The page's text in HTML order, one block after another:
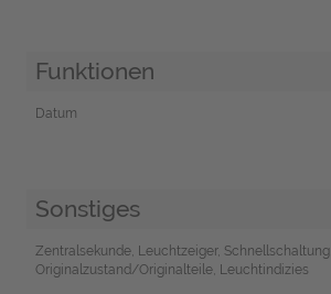
Funktionen
Datum
Sonstiges
Zentralsekunde, Leuchtzeiger, Schnellschaltung,
Originalzustand/Originalteile, Leuchtindizies